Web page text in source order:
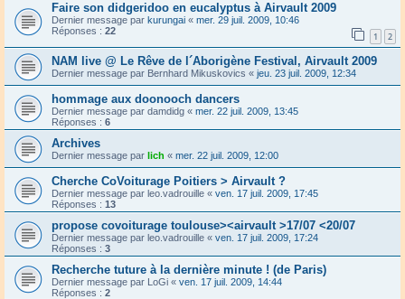
Faire son didgeridoo en eucalyptus à Airvault 2009
Dernier message par kurungai « mer. 29 juil. 2009, 10:46
Réponses : 22 1 2
NAM live @ Le Rêve de l´Aborigène Festival, Airvault 2009
Dernier message par Bernhard Mikuskovics « jeu. 23 juil. 2009, 12:34
hommage aux doonooch dancers
Dernier message par damdidg « mer. 22 juil. 2009, 13:45
Réponses : 6
Archives
Dernier message par lich « mer. 22 juil. 2009, 12:00
Cherche CoVoiturage Poitiers > Airvault ?
Dernier message par leo.vadrouille « ven. 17 juil. 2009, 17:45
Réponses : 13
propose covoiturage toulouse><airvault >17/07 <20/07
Dernier message par leo.vadrouille « ven. 17 juil. 2009, 17:24
Réponses : 3
Recherche tuture à la dernière minute ! (de Paris)
Dernier message par LoGi « ven. 17 juil. 2009, 14:44
Réponses : 2